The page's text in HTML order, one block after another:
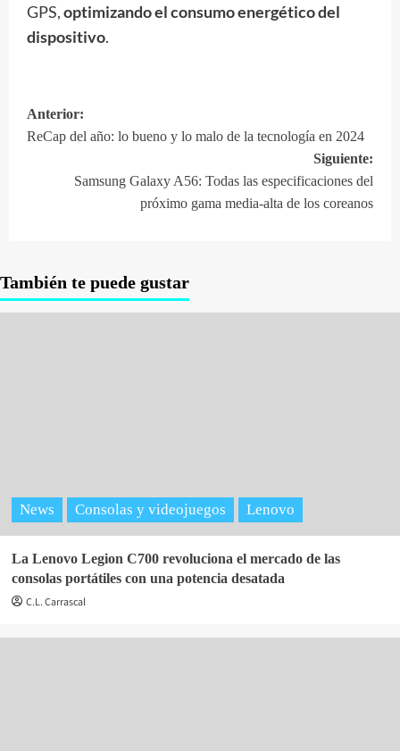
GPS,optimizando el consumo energético del
dispositivo.
Navegación
entradas
Anterior:
ReCap del año: lo bueno y lo malo de la tecnología en 2024
Siguiente:
Samsung Galaxy A56: Todas las especificaciones del
próximo gama media-alta de los coreanos
También te puede gustar
News Consolas y videojuegos Lenovo
La Lenovo Legion C700 revoluciona el mercado de las
consolas portátiles con una potencia desatada
C.L. Carrascal